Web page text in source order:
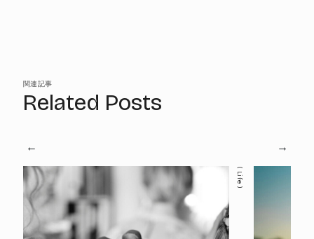
関連記事
Related Posts
Life